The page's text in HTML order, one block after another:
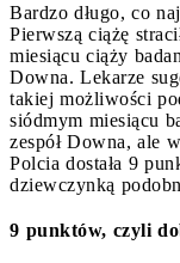
Bardzo długo, co
Pierwszą ciążę
miesiącu ciąży
Downa. Lekarze
takiej możliwości
siódmym miesiącu
zespół Downa, ale
Polcia dostała 9
dziewczynką
9 punktów, czyli